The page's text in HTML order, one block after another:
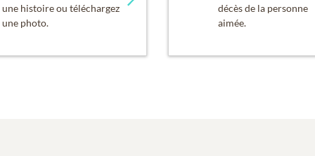
une histoire ou téléchargez
une photo.
décès de la personne
aimée.